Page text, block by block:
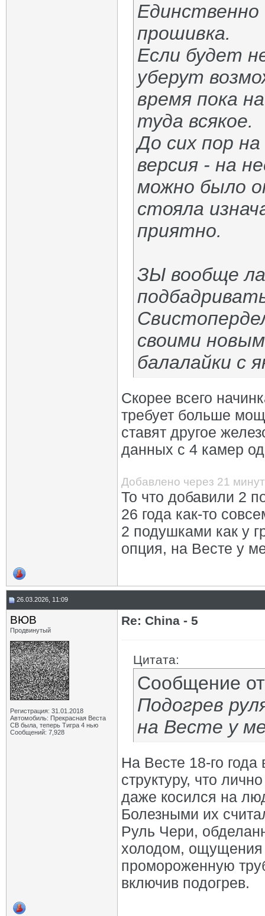
прошивка.
Если будет
уберут
время пока
туда всякое.
До сих пор
версия - на
можно было
стояла
приятно.
ЗЫ вообще
своими
балалайки с
Скорее всего
требует больше
ставят другое
данных с 4 камер
Добавлено через 21
То что добавили 2
26 года как-то
2 подушками как у
опция, на Весте у
26.03.2026, 11:09
ВЮВ
Продвинутый
Регистрация: 31.01.2018
Автомобиль: Прекрасная Веста
СВ была, теперь Тигра 4 нью
Сообщений: 7,928
Re: China - 5
Цитата:
Сообщение
Подогрев
на Весте у
На Весте 18-го
структуру, что
даже косился на
Болезными их
Руль Чери,
холодом, ощущения
промороженную
включив подогрев.